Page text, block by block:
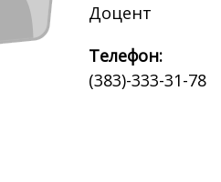
Доцент
Телефон:
(383)-333-31-78